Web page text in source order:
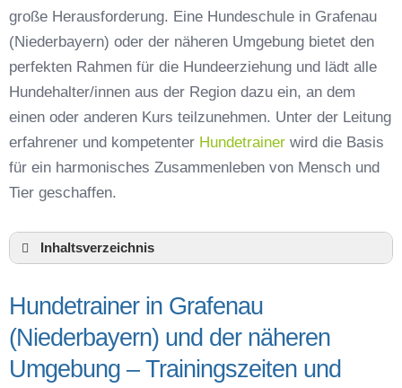
große Herausforderung. Eine Hundeschule in Grafenau
(Niederbayern) oder der näheren Umgebung bietet den
perfekten Rahmen für die Hundeerziehung und lädt alle
Hundehalter/innen aus der Region dazu ein, an dem
einen oder anderen Kurs teilzunehmen. Unter der Leitung
erfahrener und kompetenter Hundetrainer wird die Basis
für ein harmonisches Zusammenleben von Mensch und
Tier geschaffen.
Inhaltsverzeichnis
Umgebung
der näheren Umgebung – Trainingszeiten und
Telefonnummer
Das macht einen guten Hundetrainer aus
Hundetrainer in Grafenau
(Niederbayern) und der näheren
Umgebung – Trainingszeiten und